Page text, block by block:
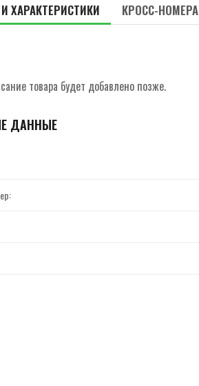
ХАРАКТЕРИСТИКИ КРОСС-НОМЕРА
товара будет добавлено позже.
ДАННЫЕ